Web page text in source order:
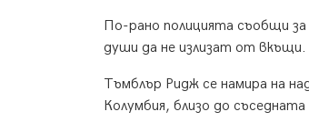
По-рано полицията съобщи
души да не излизат от вкъщи.
Тъмблър Ридж се намира на
Колумбия, близо до